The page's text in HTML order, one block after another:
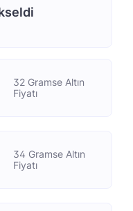
32 Gramse Altın
Fiyatı
34 Gramse Altın
Fiyatı